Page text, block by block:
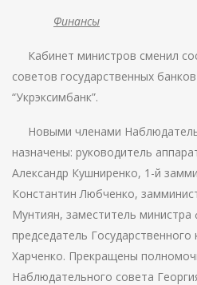
Финансы
Кабинет министров сменил
советов государственных
“Укрэксимбанк”.
Новыми членами
назначены: руководитель
Александр Кушниренко, 1-й
Константин Любченко,
Мунтиян, заместитель
председатель Государственного
Харченко. Прекращены
Наблюдательного совета